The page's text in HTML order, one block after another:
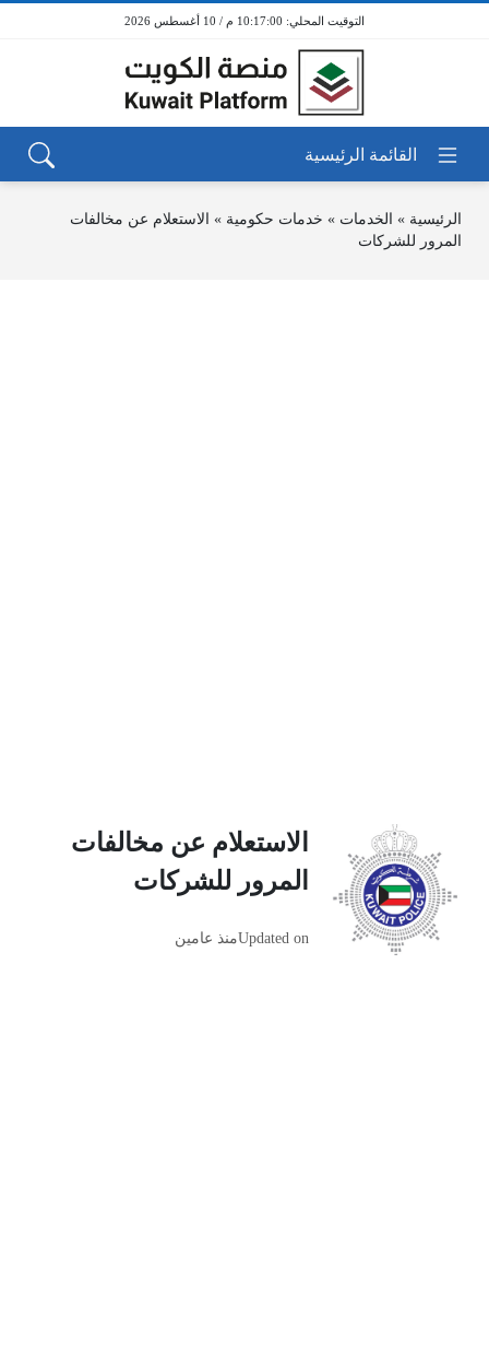
10:17:00 م / 10 أغسطس 2026
الرئيسية » الخدمات » خدمات حكومية » الاستعلام عن مخالفات
المرور للشركات
الاستعلام عن مخالفات
المرور للشركات
Updated onمنذ عامين